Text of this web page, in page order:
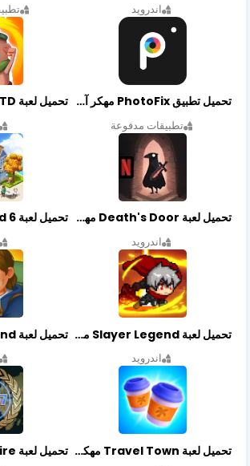
اندرويد
تحميل تطبيق PhotoFix مهكر آخر إصدار
تطبيقات مدفوعة
تحميل لعبة Death's Door مهكرة أخر إصدار
اندرويد
تحميل لعبة Slayer Legend مهكرة أخر إصدار
اندرويد
تحميل لعبة Travel Town مهكرة أخر إصدار